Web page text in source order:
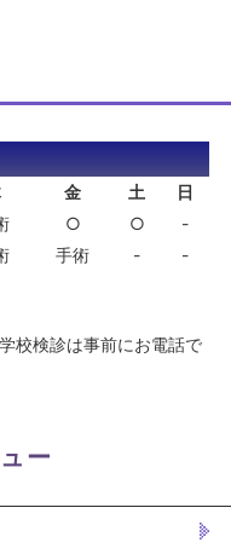
金 土
日
○ ○
-
手術 - -
校検診は事前にお電話で
ー